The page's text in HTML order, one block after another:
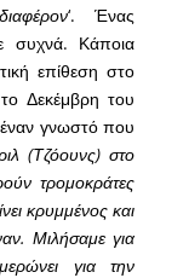
‘. Ένας
συχνά. Κάποια
επίθεση στο
Δεκέμβρη του
έναν γνωστό που
(Τζόουνς) στο
τρομοκράτες
κρυμμένος και
Μιλήσαμε για
για την